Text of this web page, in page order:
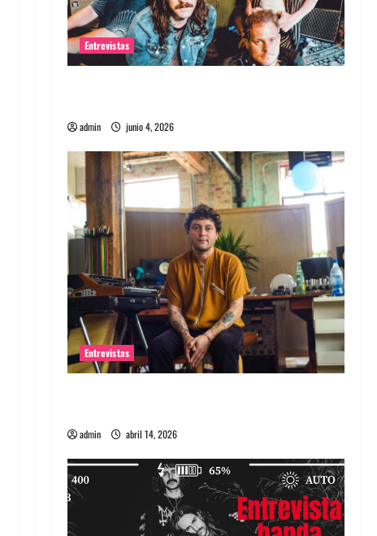
Entrevistas
admin junio 4, 2026
Entrevistas
admin abril 14, 2026